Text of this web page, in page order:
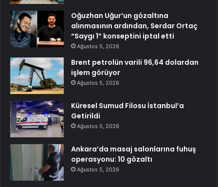
Oğuzhan Uğur’un gözaltına
alınmasının ardından, Serdar Ortaç
“Saygı 1” konseptini iptal etti
Ağustos 5, 2026
Brent petrolün varili 96,64 dolardan
işlem görüyor
Ağustos 5, 2026
Küresel Sumud Filosu İstanbul’a
Getirildi
Ağustos 5, 2026
Ankara’da masaj salonlarına fuhuş
operasyonu: 10 gözaltı
Ağustos 5, 2026